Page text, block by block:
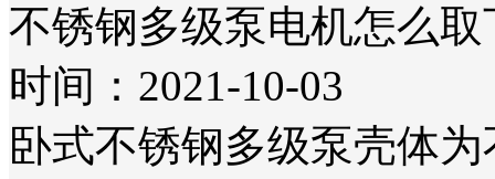
不锈钢多级泵电机怎么
时间：2021-10-03
卧式不锈钢多级泵壳体